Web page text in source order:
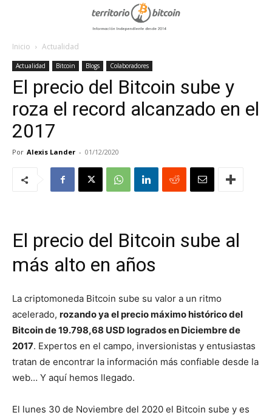
Inicio Actualidad
Actualidad Bitcoin Blogs Colaboradores
El precio del Bitcoin sube y
roza el record alcanzado en el
2017
Por Alexis Lander - 01/12/2020
El precio del Bitcoin sube al
más alto en años
La criptomoneda Bitcoin sube su valor a un ritmo
acelerado, rozando ya el precio máximo histórico del
Bitcoin de 19.798,68 USD logrados en Diciembre de
2017. Expertos en el campo, inversionistas y entusiastas
tratan de encontrar la información más confiable desde la
web… Y aquí hemos llegado.
El lunes 30 de Noviembre del 2020 el Bitcoin sube y es